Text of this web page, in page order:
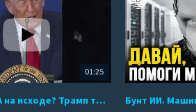
01:25
Арсенал США на исходе? Трамп требует объяснений